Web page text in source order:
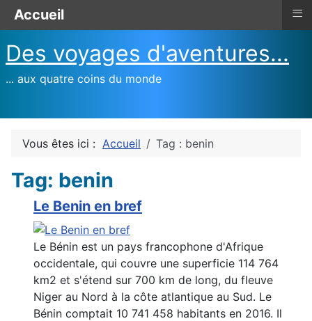
Des voyages d'aventures...
... aux quatre coins du monde
Vous êtes ici : Accueil Tag : benin
Tag: benin
Le Benin en bref
Le Bénin est un pays francophone d'Afrique
occidentale, qui couvre une superficie 114 764
km2 et s'étend sur 700 km de long, du fleuve
Niger au Nord à la côte atlantique au Sud. Le
Bénin comptait 10 741 458 habitants en 2016. Il
Accueil ≡